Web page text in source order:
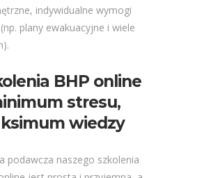
indywidualne wymogi
plany ewakuacyjne i wiele
BHP online
stresu,
wiedzy
podawcza naszego szkolenia